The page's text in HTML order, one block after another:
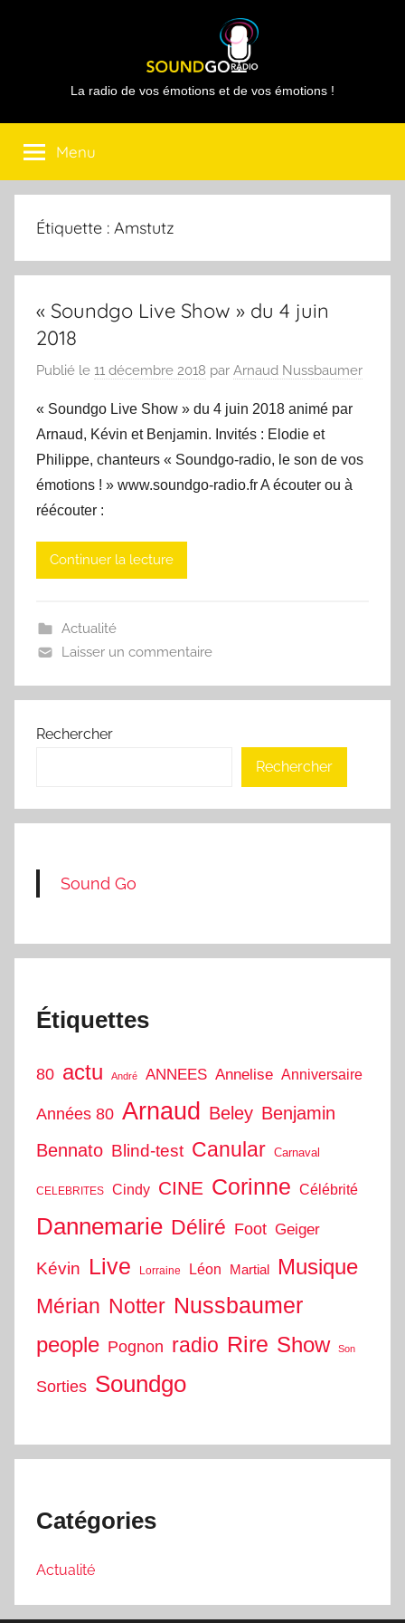
Sound
Go
Radio
La radio de vos émotions et de vos émotions !
Menu
Étiquette : Amstutz
« Soundgo Live Show » du 4 juin
2018
Publié le 11 décembre 2018 par Arnaud Nussbaumer
« Soundgo Live Show » du 4 juin 2018 animé par
Arnaud, Kévin et Benjamin. Invités : Elodie et
Philippe, chanteurs « Soundgo-radio, le son de vos
émotions ! » www.soundgo-radio.fr A écouter ou à
réécouter :
Continuer la lecture
Actualité
Laisser un commentaire
Rechercher
Rechercher
Sound Go
Étiquettes
80 actu André ANNEES Annelise Anniversaire
Années 80 Arnaud Beley Benjamin
Bennato Blind-test Canular Carnaval
CELEBRITES Cindy CINE Corinne Célébrité
Dannemarie Déliré Foot Geiger
Kévin Live Lorraine Léon Martial
Musique
Mérian Notter Nussbaumer
people Pognon radio Rire Show Son
Sorties Soundgo
Catégories
Actualité